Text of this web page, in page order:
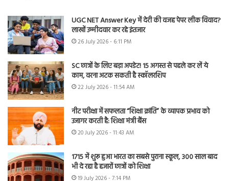
UGC NET Answer Key में देरी की वजह पेपर लीक विवाद?
लाखों उम्मीदवार कर रहे इंतजार
26 July 2026 - 6:11 PM
SC छात्रों के लिए बड़ा अपडेट! 15 अगस्त से पहले कर लें ये
काम, वरना अटक सकती है स्कॉलरशिप
22 July 2026 - 11:54 AM
नीट परीक्षा में सफलता “शिक्षा क्रांति” के व्यापक प्रभाव को
उजागर करती है: शिक्षा मंत्री बैंस
20 July 2026 - 11:43 AM
1715 में शुरू हुआ भारत का सबसे पुराना स्कूल, 300 साल बाद
भी दे रहा है हजारों छात्रों को शिक्षा
19 July 2026 - 7:14 PM